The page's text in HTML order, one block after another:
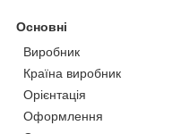
Основні
Виробник
Країна виробник
Орієнтація
Оформлення